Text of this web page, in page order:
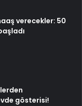
verecekler: 50
gösterisi!